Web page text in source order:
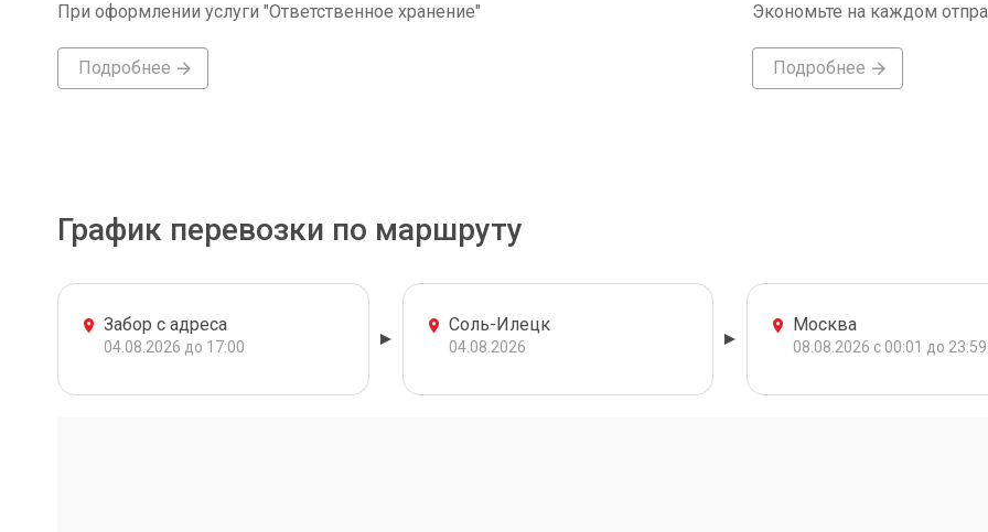
При оформлении услуги "Ответственное хранение"
Подробнее
Экономьте на каждом
Подробнее
График перевозки по маршруту
Забор с адреса
04.08.2026 до 17:00
Соль-Илецк
04.08.2026
Москва
08.08.2026 с 00:01 до 23:59